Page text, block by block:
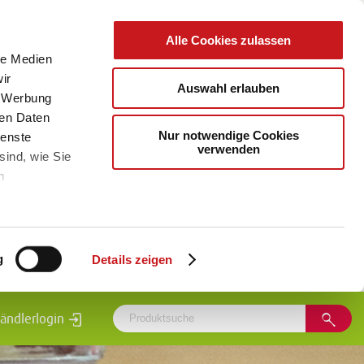
Medien
Daten
wie Sie
Details zeigen
Alle Cookies zulassen
Auswahl erlauben
Nur notwendige Cookies
verwenden